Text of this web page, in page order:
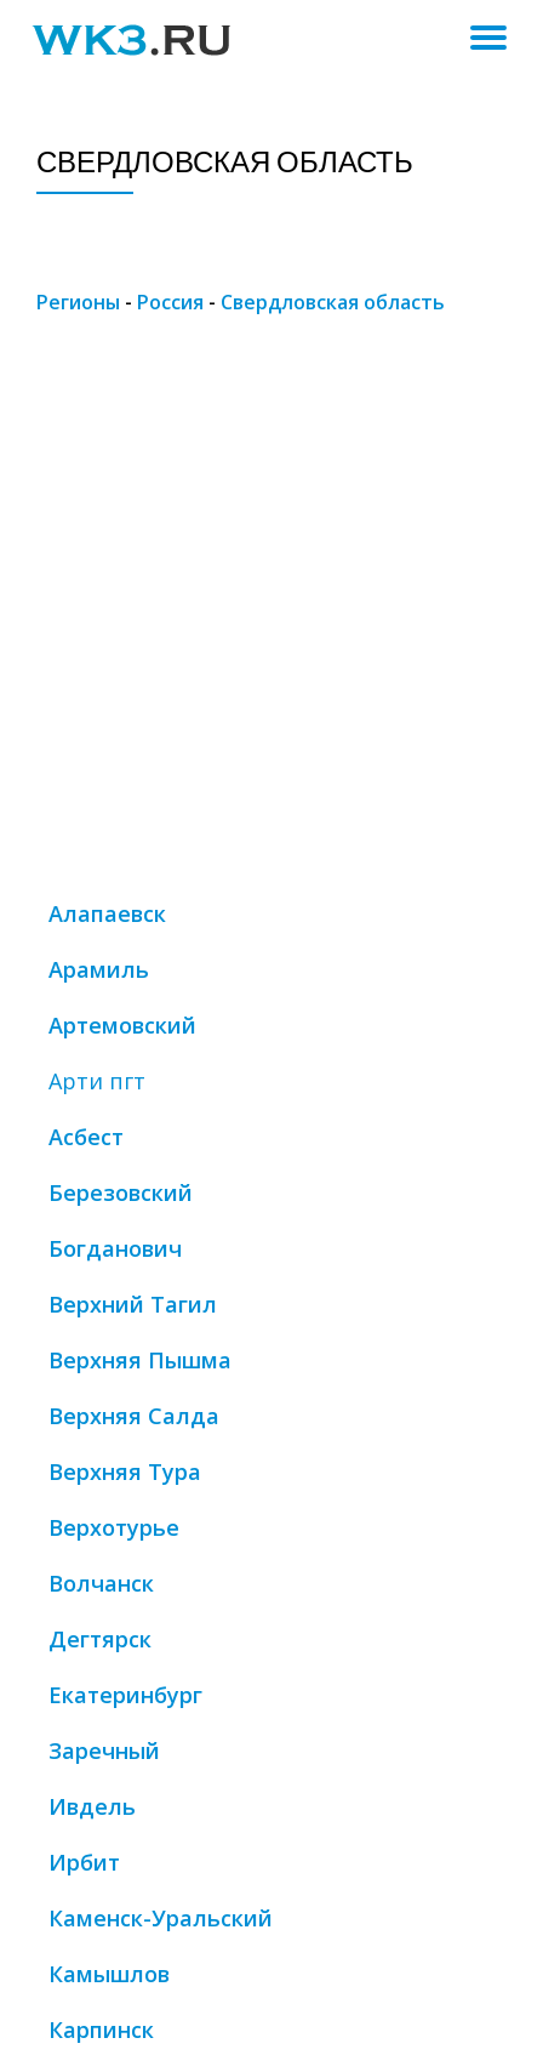
СВЕРДЛОВСКАЯ ОБЛАСТЬ
Регионы - Россия - Свердловская область
Алапаевск
Арамиль
Артемовский
Арти пгт
Асбест
Березовский
Богданович
Верхний Тагил
Верхняя Пышма
Верхняя Салда
Верхняя Тура
Верхотурье
Волчанск
Дегтярск
Екатеринбург
Заречный
Ивдель
Ирбит
Каменск-Уральский
Камышлов
Карпинск